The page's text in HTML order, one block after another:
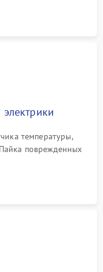
на разрывы.
температуры,
поврежденных
и контактов.